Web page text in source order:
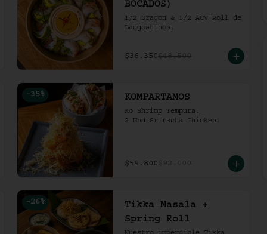
BOCADOS)
1/2 Dragon & 1/2 ACV Roll de
Langostinos.
$36.350$48.500
-35 % KOMPARTAMOS
Ko Shrimp Tempura.
2 Und Sriracha Chicken.
$59.800$92.000
-26 %
Tikka Masala +
Spring Roll